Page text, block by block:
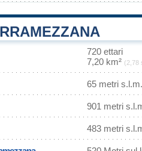
720 ettari
7,20 km² (2,78
65 metri s.l.m.
901 metri
483 metri